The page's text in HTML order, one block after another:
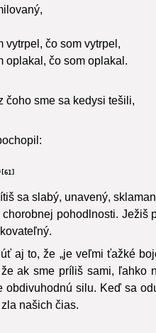
vytrpel, čo som vytrpel,
oplakal, čo som oplakal.
čoho sme sa kedysi tešili,
sa slabý, unavený,
pohodlnosti.
aj to, že „je veľmi ťažké
ak sme príliš sami, ľahko
obdivuhodnú silu. Keď sa
našich čias.